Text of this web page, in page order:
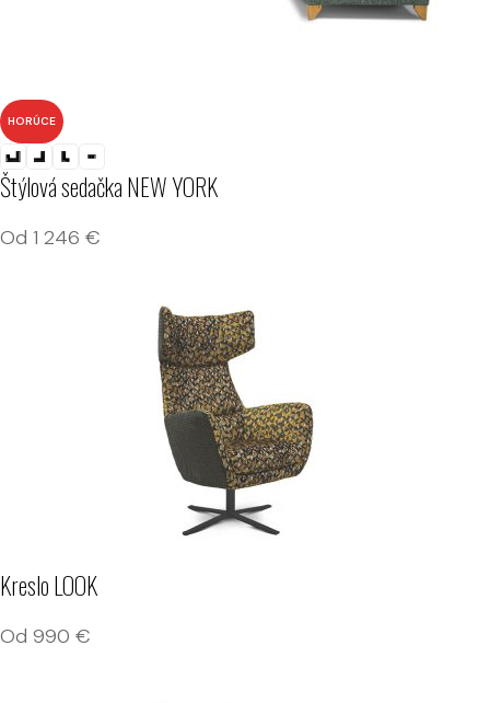
HORÚCE
Štýlová sedačka NEW YORK
Od 1 246 €
Kreslo LOOK
Od 990 €